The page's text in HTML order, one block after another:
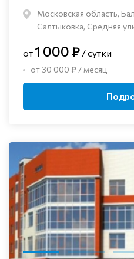
Московская область,
Салтыковка, Средняя
от1 000 ₽ / сутки
от 30 000 ₽ / месяц